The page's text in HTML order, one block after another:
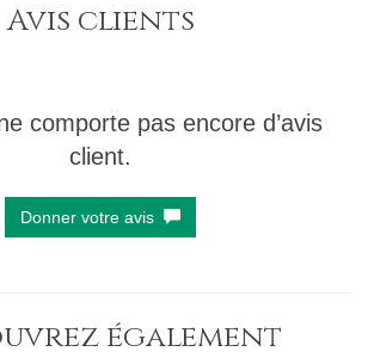
Avis clients
comporte pas encore d’avis
client.
Donner votre avis
également